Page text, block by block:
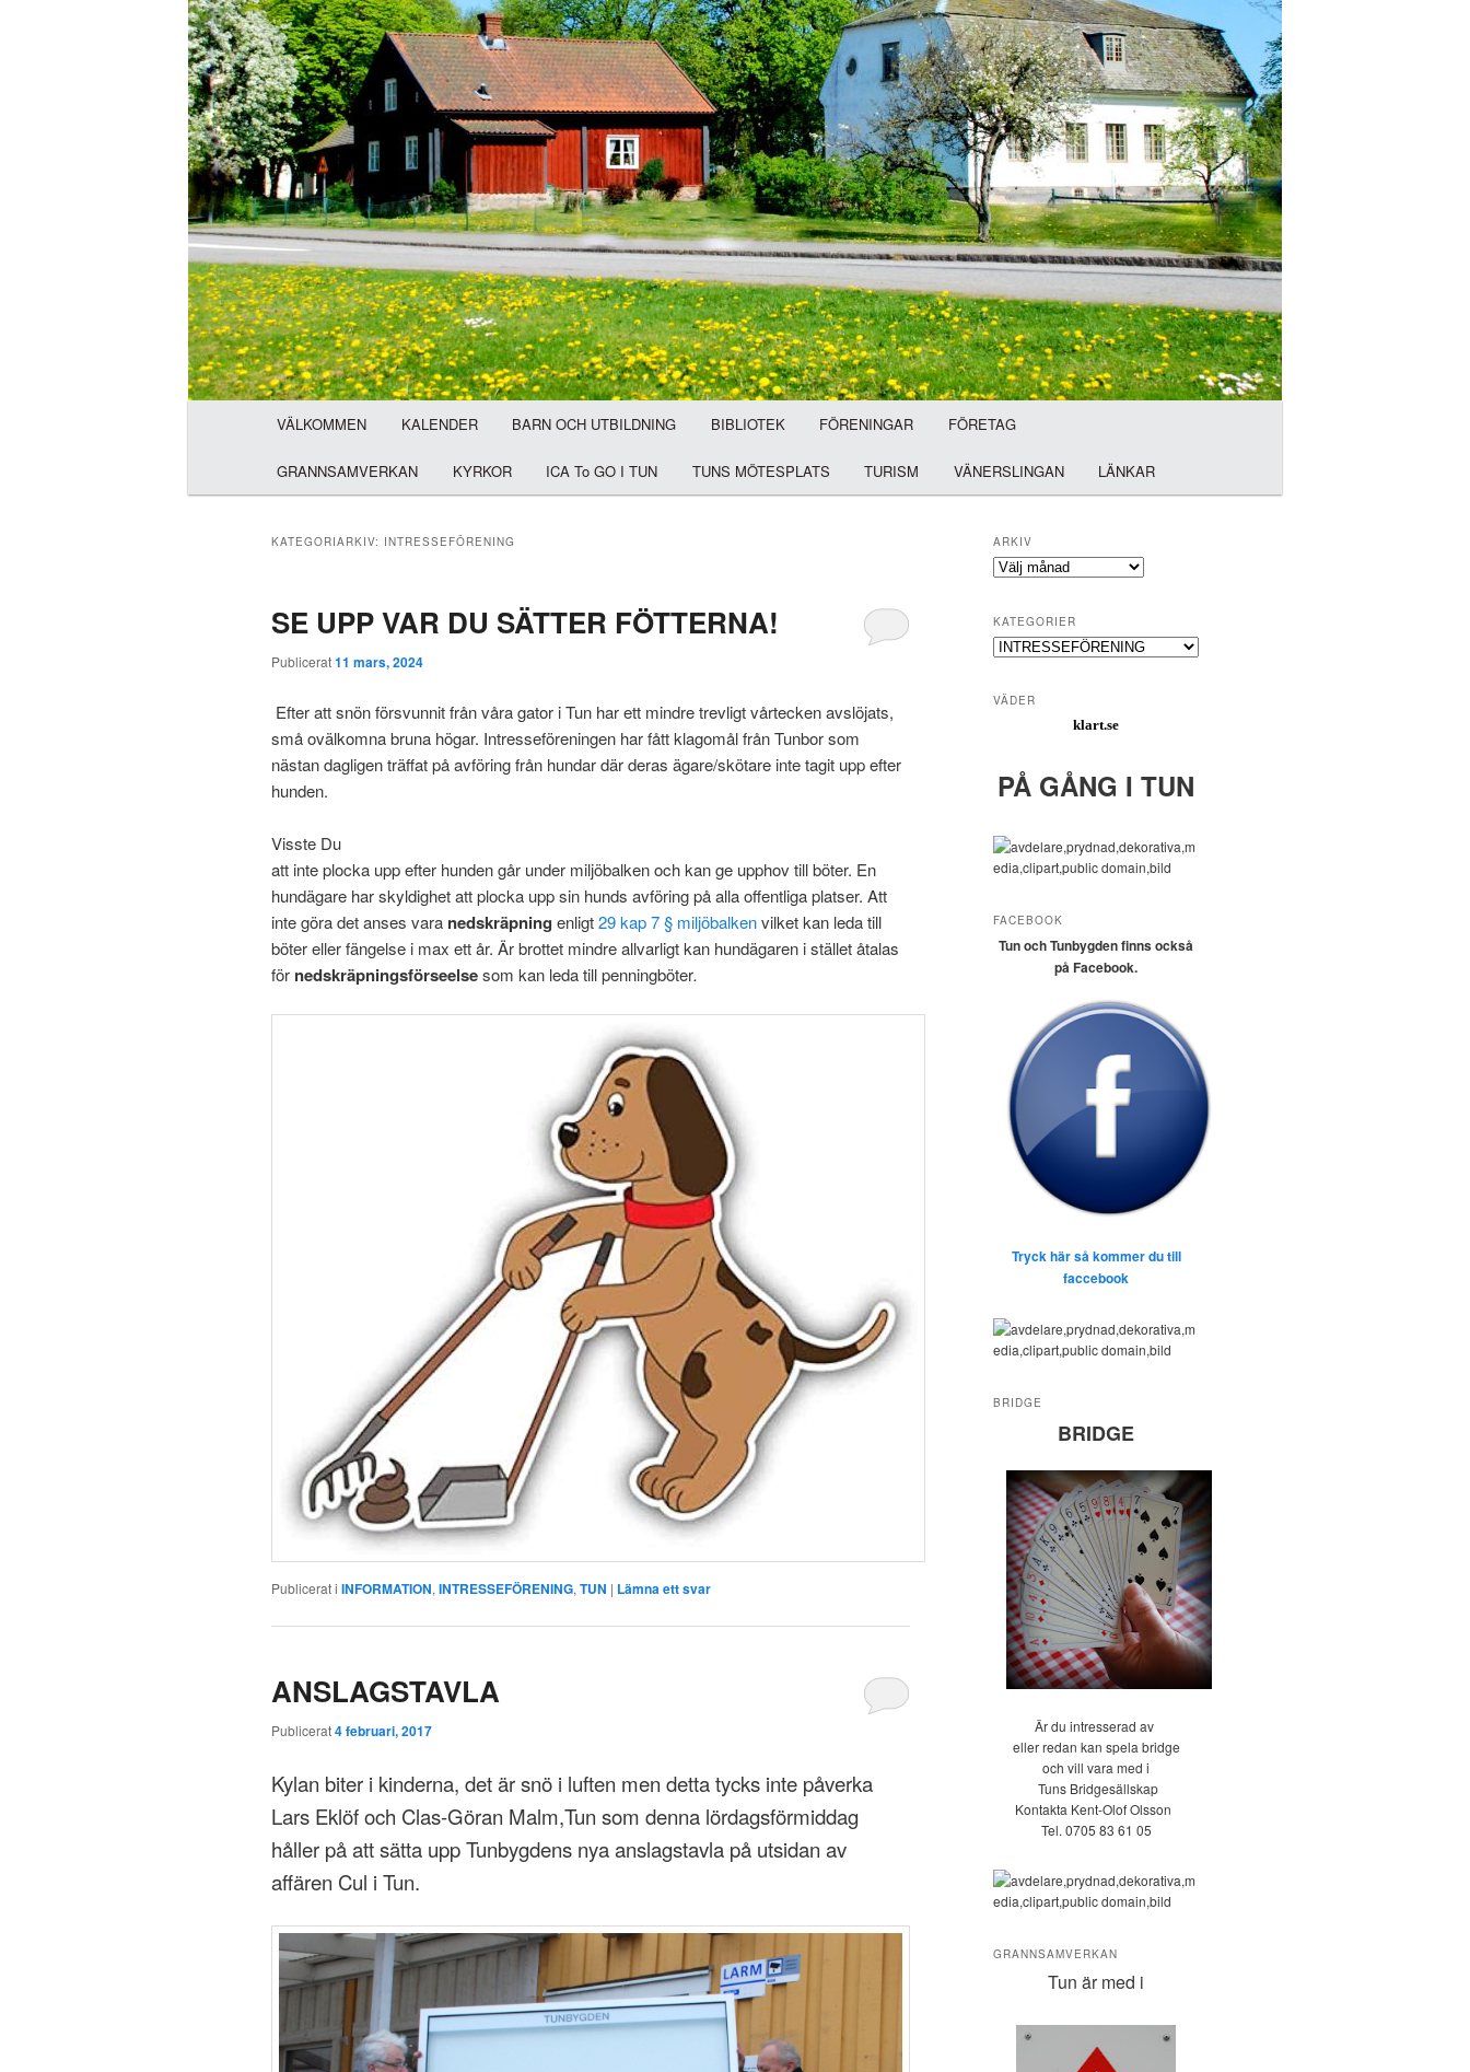
u
VÄLKOMMEN KALENDER BARN OCH UTBILDNING BIBLIOTEK FÖRENINGAR FÖRETAG
GRANNSAMVERKAN KYRKOR ICA To GO I TUN TUNS MÖTESPLATS TURISM VÄNERSLINGAN LÄNKAR
KATEGORIARKIV: INTRESSEFÖRENING
SE UPP VAR DU SÄTTER FÖTTERNA!
Publicerat11 mars, 2024
Efter att snön försvunnit från våra gator i Tun har ett mindre trevligt vårtecken avslöjats,
små ovälkomna bruna högar. Intresseföreningen har fått klagomål från Tunbor som
nästan dagligen träffat på avföring från hundar där deras ägare/skötare inte tagit upp efter
hunden.
Visste Du
att inte plocka upp efter hunden går under miljöbalken och kan ge upphov till böter. En
hundägare har skyldighet att plocka upp sin hunds avföring på alla offentliga platser. Att
inte göra det anses vara nedskräpning enligt29 kap 7 § miljöbalkenvilket kan leda till
böter eller fängelse i max ett år. Är brottet mindre allvarligt kan hundägaren i stället åtalas
för nedskräpningsförseelsesom kan leda till penningböter.
Publicerat i INFORMATION, INTRESSEFÖRENING, TUN | Lämna ett svar
ANSLAGSTAVLA
Publicerat4 februari, 2017
Kylan biter i kinderna, det är snö i luften men detta tycks inte påverka
Lars Eklöf och Clas-Göran Malm,Tun som denna lördagsförmiddag
håller på att sätta upp Tunbygdens nya anslagstavla på utsidan av
affären Cul i Tun.
ARKIV
Arkiv
KATEGORIER
Kategorier
VÄDER
klart.se
PÅ GÅNG I TUN
FACEBOOK
Tun och Tunbygden finns också
på Facebook.
Tryck här så kommer du till
faccebook
BRIDGE
BRIDGE
Är du intresserad av
eller redan kan spela bridge
och vill vara med i
Tuns Bridgesällskap
Kontakta Kent-Olof Olsson
Tel. 0705 83 61 05
GRANNSAMVERKAN
Tun är med i